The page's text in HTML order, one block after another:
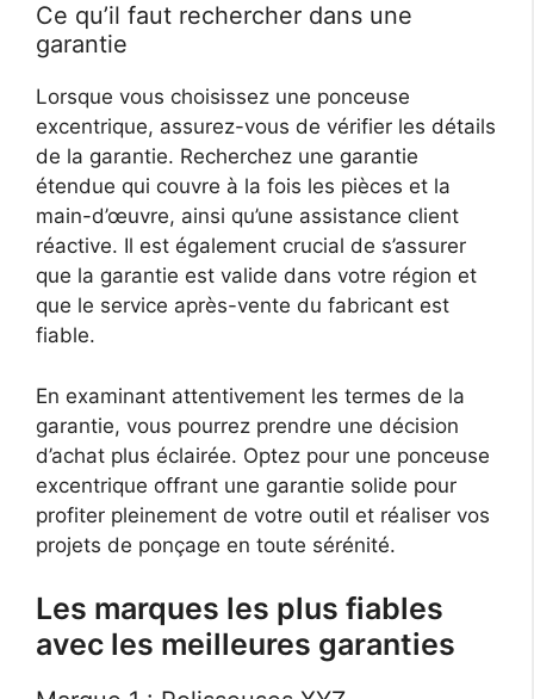
Ce qu’il faut rechercher dans une
garantie
Lorsque vous choisissez une ponceuse
excentrique, assurez-vous de vérifier les détails
de la garantie. Recherchez une garantie
étendue qui couvre à la fois les pièces et la
main-d’œuvre, ainsi qu’une assistance client
réactive. Il est également crucial de s’assurer
que la garantie est valide dans votre région et
que le service après-vente du fabricant est
fiable.
En examinant attentivement les termes de la
garantie, vous pourrez prendre une décision
d’achat plus éclairée. Optez pour une ponceuse
excentrique offrant une garantie solide pour
profiter pleinement de votre outil et réaliser vos
projets de ponçage en toute sérénité.
Les marques les plus fiables
avec les meilleures garanties